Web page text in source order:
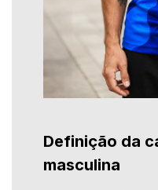
Definição da
masculina